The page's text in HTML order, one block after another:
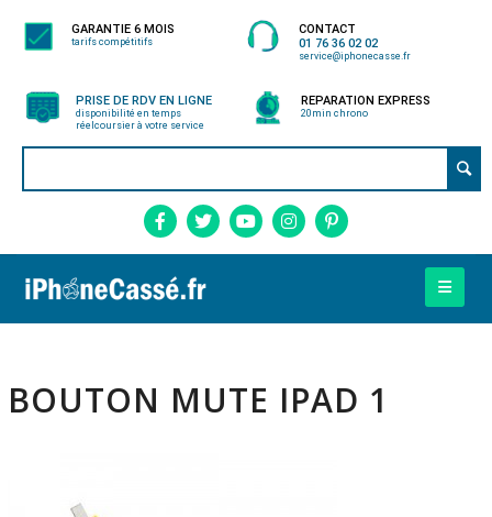
GARANTIE 6 MOIS
tarifs compétitifs
CONTACT
01 76 36 02 02
service@iphonecasse.fr
PRISE DE RDV EN LIGNE
disponibilité en temps
réelcoursier à votre service
REPARATION EXPRESS
20min chrono
BOUTON MUTE IPAD 1